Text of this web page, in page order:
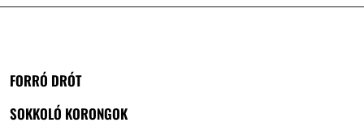
FORRÓ DRÓT
SOKKOLÓ KORONGOK